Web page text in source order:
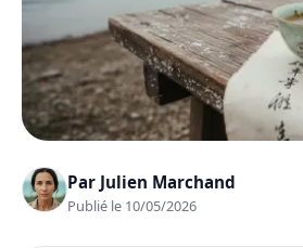
Par Julien Marchand
Publié le 10/05/2026